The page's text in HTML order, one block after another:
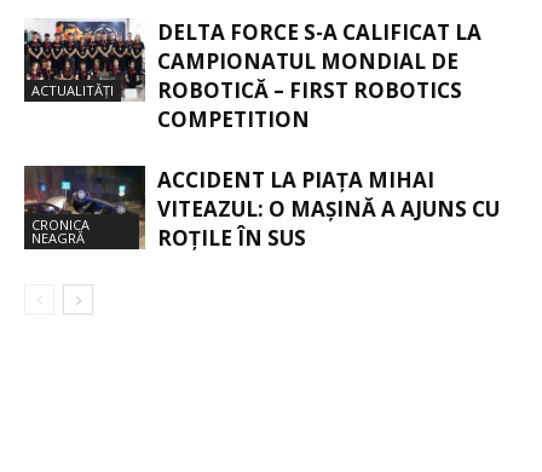
ACTUALITĂȚI
DELTA FORCE S-A CALIFICAT LA
CAMPIONATUL MONDIAL DE
ROBOTICĂ – FIRST ROBOTICS
COMPETITION
CRONICA
NEAGRĂ
ACCIDENT LA PIAȚA MIHAI
VITEAZUL: O MAȘINĂ A AJUNS CU
ROȚILE ÎN SUS